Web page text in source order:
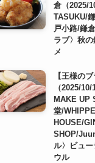
倉（2025/
TASUKU/
戸小路/鎌
ラブ〉秋
メ
【王様の
（2025/
MAKE UP
堂/
HOUSE/
SHOP/
ル〉ビュ
ウル